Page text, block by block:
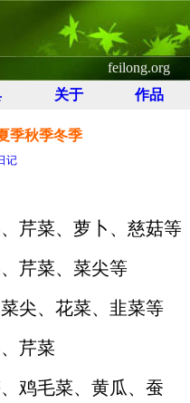
feilong.org
关于 作品
季秋季冬季
记
芹菜、萝卜、慈菇等
芹菜、菜尖等
尖、花菜、韭菜等
芹菜
鸡毛菜、黄瓜、蚕